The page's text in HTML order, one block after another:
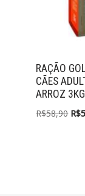
RAÇÃO
CÃES
ARROZ 3KG
R$58,90 R$